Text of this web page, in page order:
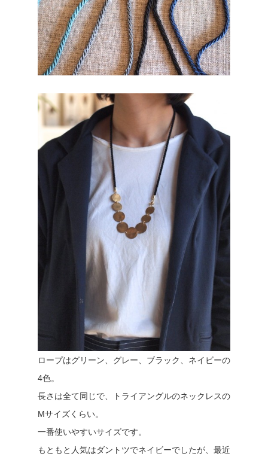
ロープはグリーン、グレー、ブラック、ネイビーの
4色。
長さは全て同じで、トライアングルのネックレスの
Mサイズくらい。
一番使いやすいサイズです。
もともと人気はダントツでネイビーでしたが、最近